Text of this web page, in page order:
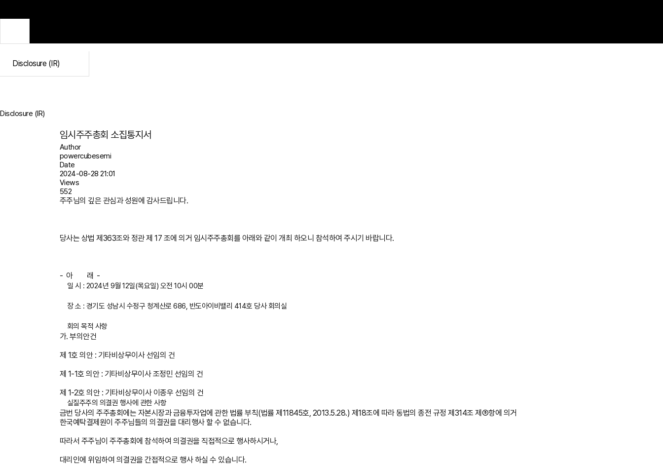
Disclosure (IR)
Disclosure (IR)
임시주주총회 소집통지서
Author
powercubesemi
Date
2024-08-28 21:01
Views
552
주주님의 깊은 관심과 성원에 감사드립니다.
당사는 상법 제363조와 정관 제 17 조에 의거 임시주주총회를 아래와 같이 개최 하오니 참석하여 주시기 바랍니다.
- 아 래 -
일 시 : 2024년 9월 12일(목요일) 오전 10시 00분
장 소 : 경기도 성남시 수정구 청계산로 686, 반도아이비밸리 414호 당사 회의실
회의 목적 사항
가. 부의안건
제 1호 의안 : 기타비상무이사 선임의 건
제 1-1호 의안 : 기타비상무이사 조정민 선임의 건
제 1-2호 의안 : 기타비상무이사 이종우 선임의 건
실질주주의 의결권 행사에 관한 사항
금번 당사의 주주총회에는 자본시장과 금융투자업에 관한 법률 부칙(법률 제11845호, 2013.5.28.) 제18조에 따라 동법의 종전 규정 제314조 제⑤항에 의거
한국예탁결제원이 주주님들의 의결권을 대리행사 할 수 없습니다.
따라서 주주님이 주주총회에 참석하여 의결권을 직접적으로 행사하시거나,
대리인에 위임하여 의결권을 간접적으로 행사 하실 수 있습니다.